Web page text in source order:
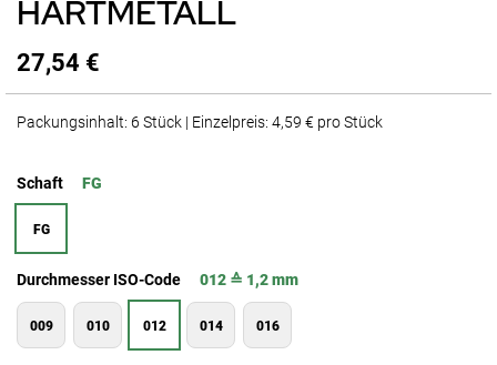
HARTMETALL
27,54 €
Packungsinhalt: 6 Stück | Einzelpreis: 4,59 € pro Stück
Schaft FG
FG
Durchmesser ISO-Code 012 ≙ 1,2 mm
009 010 012 014 016